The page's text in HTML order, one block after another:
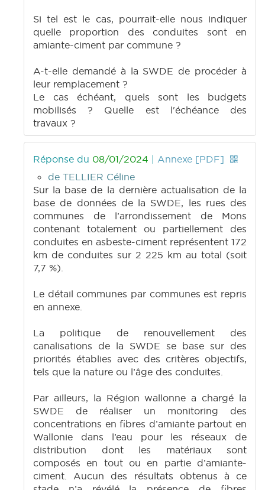
Si tel est le cas, pourrait-elle nous indiquer
quelle proportion des conduites sont en
amiante-ciment par commune ?
A-t-elle demandé à la SWDE de procéder à
leur remplacement ?
Le cas échéant, quels sont les budgets
mobilisés ? Quelle est l'échéance des
travaux ?
Réponse du 08/01/2024 | Annexe [PDF]
de TELLIER Céline
Sur la base de la dernière actualisation de la
base de données de la SWDE, les rues des
communes de l’arrondissement de Mons
contenant totalement ou partiellement des
conduites en asbeste-ciment représentent 172
km de conduites sur 2 225 km au total (soit
7,7 %).
Le détail communes par communes est repris
en annexe.
La politique de renouvellement des
canalisations de la SWDE se base sur des
priorités établies avec des critères objectifs,
tels que la nature ou l’âge des conduites.
Par ailleurs, la Région wallonne a chargé la
SWDE de réaliser un monitoring des
concentrations en fibres d’amiante partout en
Wallonie dans l’eau pour les réseaux de
distribution dont les matériaux sont
composés en tout ou en partie d’amiante-
ciment. Aucun des résultats obtenus à ce